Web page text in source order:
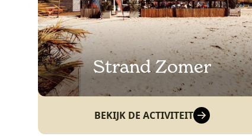
Strand Zomer
BEKIJK DE ACTIVITEIT